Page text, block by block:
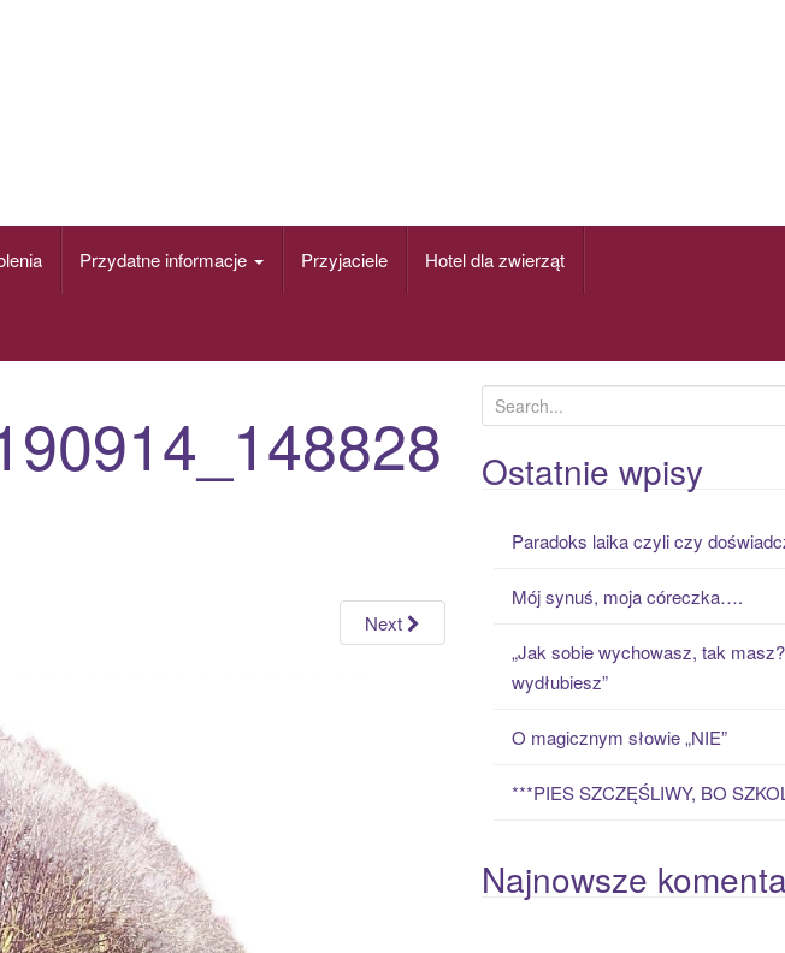
Przydatne informacje Przyjaciele Hotel dla zwierząt
Next
e
a
r
Ostatnie wpisy
Paradoks laika czyli czy
Mój synuś, moja córeczka….
„Jak sobie wychowasz, tak
wydłubiesz”
O magicznym słowie „NIE”
***PIES SZCZĘŚLIWY, BO
Najnowsze